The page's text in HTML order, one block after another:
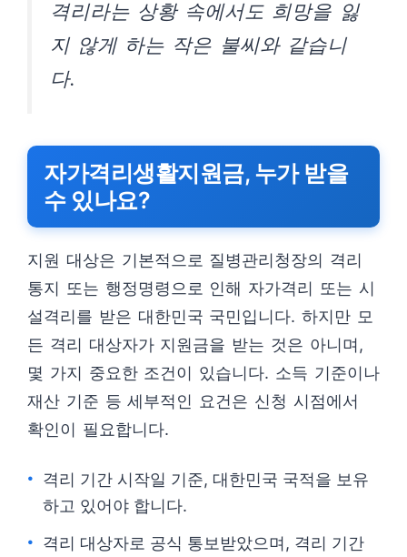
격리라는 상황 속에서도 희망을 잃
지 않게 하는 작은 불씨와 같습니
다.
자가격리생활지원금, 누가 받을
수 있나요?
지원 대상은 기본적으로 질병관리청장의 격리
통지 또는 행정명령으로 인해 자가격리 또는 시
설격리를 받은 대한민국 국민입니다. 하지만 모
든 격리 대상자가 지원금을 받는 것은 아니며,
몇 가지 중요한 조건이 있습니다. 소득 기준이나
재산 기준 등 세부적인 요건은 신청 시점에서
확인이 필요합니다.
격리 기간 시작일 기준, 대한민국 국적을 보유
하고 있어야 합니다.
격리 대상자로 공식 통보받았으며, 격리 기간